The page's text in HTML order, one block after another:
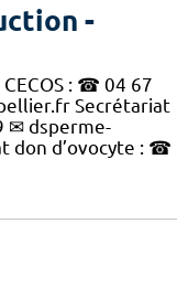
-
: ☎ 04 67
Secrétariat
✉ dsperme-
don d’ovocyte : ☎